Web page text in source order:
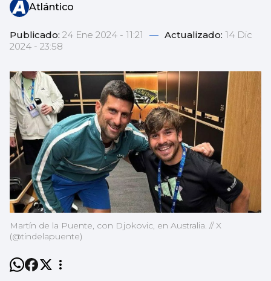
Atlántico
Publicado: 24 Ene 2024 - 11:21 — Actualizado: 14 Dic
2024 - 23:58
Martín de la Puente, con Djokovic, en Australia. // X
(@tindelapuente)